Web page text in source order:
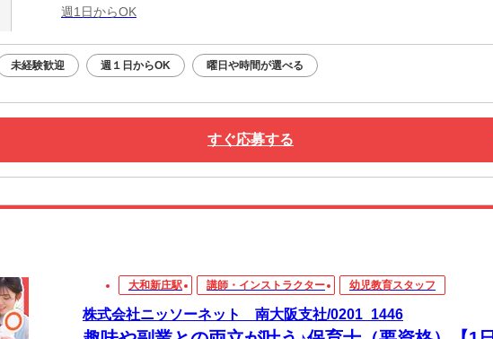
週1日からOK
未経験歓迎 週１日からOK 曜日や時間が選べる
すぐ応募する
大和新庄駅 講師・インストラクター 幼児教育スタッフ
株式会社ニッソーネット 南大阪支社/0201_1446